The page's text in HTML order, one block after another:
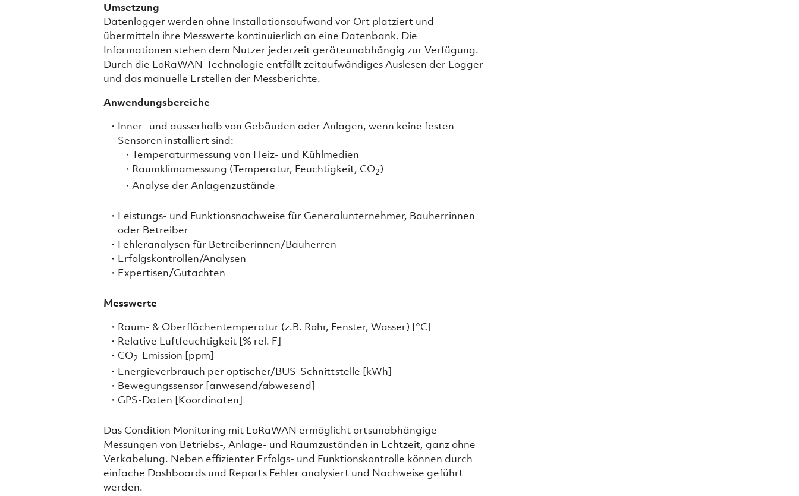
Umsetzung
Datenlogger werden ohne Installationsaufwand vor Ort platziert und
übermitteln ihre Messwerte kontinuierlich an eine Datenbank. Die
Informationen stehen dem Nutzer jederzeit geräteunabhängig zur Verfügung.
Durch die LoRaWAN-Technologie entfällt zeitaufwändiges Auslesen der Logger
und das manuelle Erstellen der Messberichte.
Anwendungsbereiche
Inner- und ausserhalb von Gebäuden oder Anlagen, wenn keine festen
Sensoren installiert sind:
Temperaturmessung von Heiz- und Kühlmedien
Raumklimamessung (Temperatur, Feuchtigkeit, CO2)
Analyse der Anlagenzustände
Leistungs- und Funktionsnachweise für Generalunternehmer, Bauherrinnen
oder Betreiber
Fehleranalysen für Betreiberinnen/Bauherren
Erfolgskontrollen/Analysen
Expertisen/Gutachten
Messwerte
Raum- & Oberflächentemperatur (z.B. Rohr, Fenster, Wasser) [°C]
Relative Luftfeuchtigkeit [% rel. F]
CO2-Emission [ppm]
Energieverbrauch per optischer/BUS-Schnittstelle [kWh]
Bewegungssensor [anwesend/abwesend]
GPS-Daten [Koordinaten]
Das Condition Monitoring mit LoRaWAN ermöglicht ortsunabhängige
Messungen von Betriebs-, Anlage- und Raumzuständen in Echtzeit, ganz ohne
Verkabelung. Neben effizienter Erfolgs- und Funktionskontrolle können durch
einfache Dashboards und Reports Fehler analysiert und Nachweise geführt
werden.